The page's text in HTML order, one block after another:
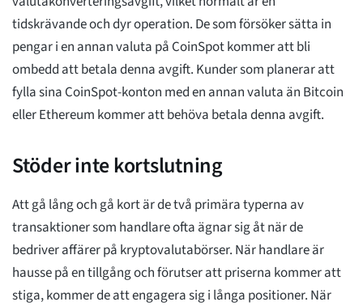
tidskrävande och dyr operation. De som försöker sätta in
pengar i en annan valuta på CoinSpot kommer att bli
ombedd att betala denna avgift. Kunder som planerar att
fylla sina CoinSpot-konton med en annan valuta än Bitcoin
eller Ethereum kommer att behöva betala denna avgift.
Stöder inte kortslutning
Att gå lång och gå kort är de två primära typerna av
transaktioner som handlare ofta ägnar sig åt när de
bedriver affärer på kryptovalutabörser. När handlare är
hausse på en tillgång och förutser att priserna kommer att
stiga, kommer de att engagera sig i långa positioner. När